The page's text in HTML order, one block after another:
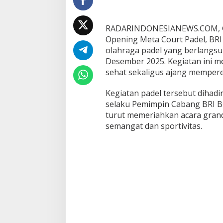
Opening Meta Court Padel,
olahraga padel yang
Desember 2025. Kegiatan ini
sehat sekaligus ajang
Kegiatan padel tersebut
selaku Pemimpin Cabang BRI
turut memeriahkan acara
semangat dan sportivitas.